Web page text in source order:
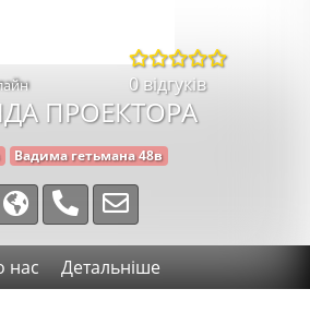
0 відгуків
ПРОЕКТОРА
Вадима гетьмана 48в
нас Детальніше